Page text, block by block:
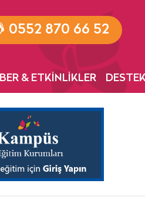
0552 870 66 52
& ETKİNLİKLER